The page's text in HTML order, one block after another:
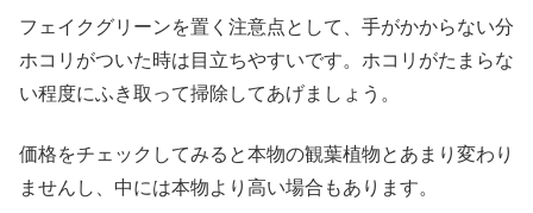
フェイクグリーンを置く注意点として、手がかからない分
ホコリがついた時は目立ちやすいです。ホコリがたまらな
い程度にふき取って掃除してあげましょう。
価格をチェックしてみると本物の観葉植物とあまり変わり
ませんし、中には本物より高い場合もあります。